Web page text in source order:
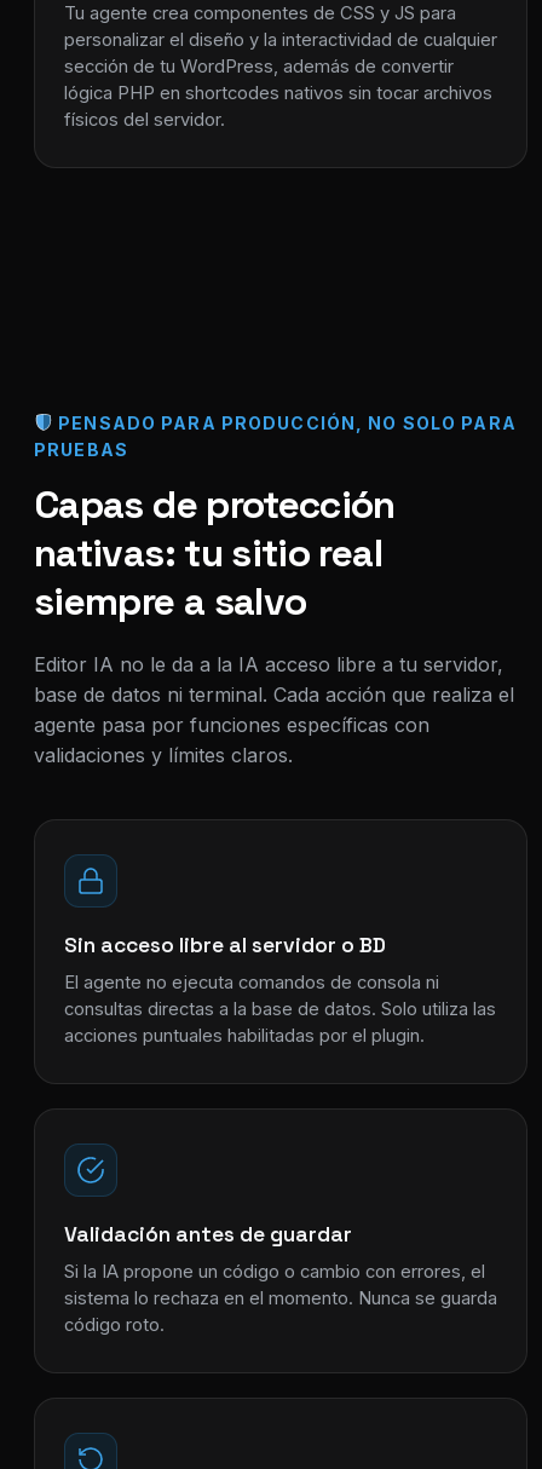
Tu agente crea componentes de CSS y JS para
personalizar el diseño y la interactividad de cualquier
sección de tu WordPress, además de convertir
lógica PHP en shortcodes nativos sin tocar archivos
físicos del servidor.
PENSADO PARA PRODUCCIÓN, NO SOLO PARA
PRUEBAS
Capas de protección
nativas: tu sitio real
siempre a salvo
Editor IA no le da a la IA acceso libre a tu servidor,
base de datos ni terminal. Cada acción que realiza el
agente pasa por funciones específicas con
validaciones y límites claros.
Sin acceso libre al servidor o BD
El agente no ejecuta comandos de consola ni
consultas directas a la base de datos. Solo utiliza las
acciones puntuales habilitadas por el plugin.
Validación antes de guardar
Si la IA propone un código o cambio con errores, el
sistema lo rechaza en el momento. Nunca se guarda
código roto.